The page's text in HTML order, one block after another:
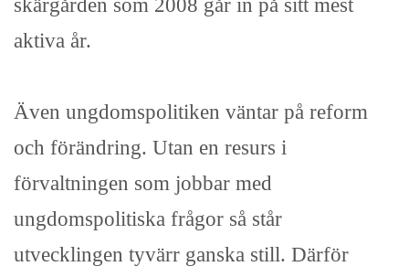
skärgården som 2008 går in på sitt mest
aktiva år.
Även ungdomspolitiken väntar på reform
och förändring. Utan en resurs i
förvaltningen som jobbar med
ungdomspolitiska frågor så står
utvecklingen tyvärr ganska still. Därför